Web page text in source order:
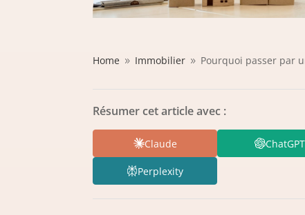
Home 9 Immobilier 9 Pourquoi passer par
Résumer cet article avec :
Claude ChatGPT
Perplexity